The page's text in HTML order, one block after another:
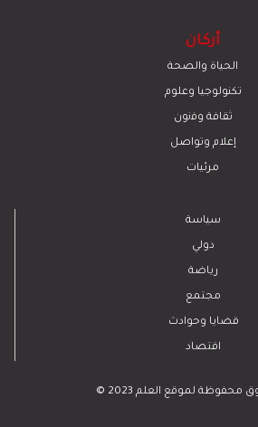
أركان
الحياة والصحة
تكنولوجيا وعلوم
ﺛﻘﺎﻓﺔ وﻓﻧون
إعلام وتواصل
مرئيات
سياسة
دولي
رياضة
مجتمع
قضايا وحوادث
اقتصاد
محفوظة لموقع العلم